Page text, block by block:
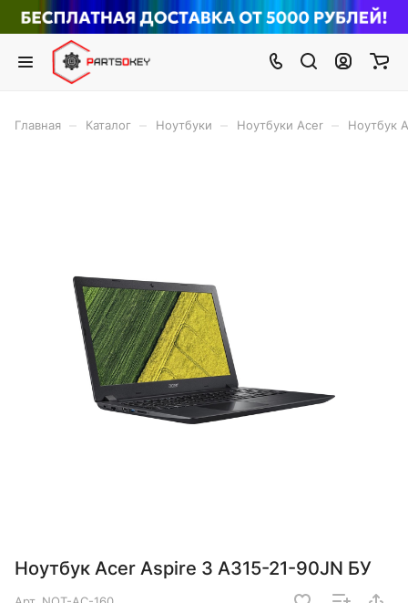
Главная Каталог Ноутбуки Ноутбуки Acer Ноутбук
Ноутбук Acer Aspire 3 A315-21-90JN БУ